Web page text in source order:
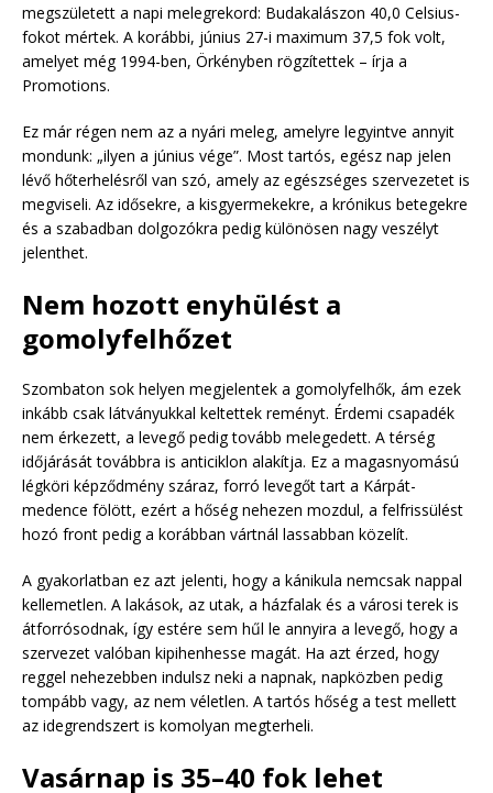
megszületett a napi melegrekord: Budakalászon 40,0 Celsius-
fokot mértek. A korábbi, június 27-i maximum 37,5 fok volt,
amelyet még 1994-ben, Örkényben rögzítettek – írja a
Promotions.
Ez már régen nem az a nyári meleg, amelyre legyintve annyit
mondunk: „ilyen a június vége”. Most tartós, egész nap jelen
lévő hőterhelésről van szó, amely az egészséges szervezetet is
megviseli. Az idősekre, a kisgyermekekre, a krónikus betegekre
és a szabadban dolgozókra pedig különösen nagy veszélyt
jelenthet.
Nem hozott enyhülést a
gomolyfelhőzet
Szombaton sok helyen megjelentek a gomolyfelhők, ám ezek
inkább csak látványukkal keltettek reményt. Érdemi csapadék
nem érkezett, a levegő pedig tovább melegedett. A térség
időjárását továbbra is anticiklon alakítja. Ez a magasnyomású
légköri képződmény száraz, forró levegőt tart a Kárpát-
medence fölött, ezért a hőség nehezen mozdul, a felfrissülést
hozó front pedig a korábban vártnál lassabban közelít.
A gyakorlatban ez azt jelenti, hogy a kánikula nemcsak nappal
kellemetlen. A lakások, az utak, a házfalak és a városi terek is
átforrósodnak, így estére sem hűl le annyira a levegő, hogy a
szervezet valóban kipihenhesse magát. Ha azt érzed, hogy
reggel nehezebben indulsz neki a napnak, napközben pedig
tompább vagy, az nem véletlen. A tartós hőség a test mellett
az idegrendszert is komolyan megterheli.
Vasárnap is 35–40 fok lehet